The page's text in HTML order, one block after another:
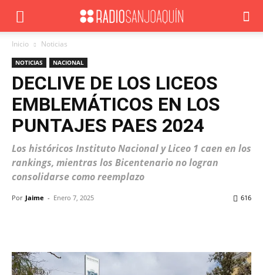
Inicio Noticias
NOTICIAS NACIONAL
DECLIVE DE LOS LICEOS
EMBLEMÁTICOS EN LOS
PUNTAJES PAES 2024
Los históricos Instituto Nacional y Liceo 1 caen en los
rankings, mientras los Bicentenario no logran
consolidarse como reemplazo
Por Jaime - Enero 7, 2025 616